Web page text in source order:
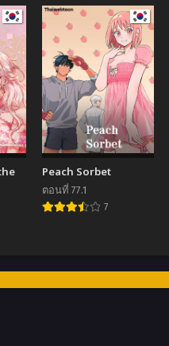
Peach Sorbet
ตอนที่ 77.1
7